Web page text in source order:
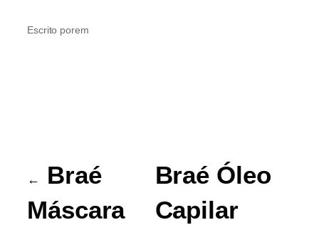
Escrito porem
←
Braé
Máscara
Braé Óleo
Capilar